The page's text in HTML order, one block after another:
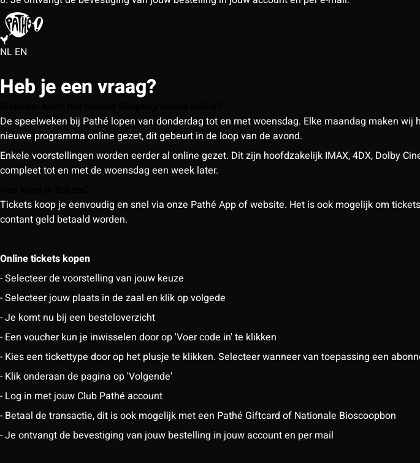
NL EN
Heb je een vraag?
De speelweken bij Pathé lopen van donderdag tot en met woensdag. Elke maandag maken
nieuwe programma online gezet, dit gebeurt in de loop van de avond.
Enkele voorstellingen worden eerder al online gezet. Dit zijn hoofdzakelijk IMAX, 4DX, Dolby
compleet tot en met de woensdag een week later.
Tickets koop je eenvoudig en snel via onze Pathé App of website. Het is ook mogelijk om
contant geld betaald worden.
Online tickets kopen
- Selecteer de voorstelling van jouw keuze
- Selecteer jouw plaats in de zaal en klik op volgede
- Je komt nu bij een besteloverzicht
- Een voucher kun je inwisselen door op 'Voer code in' te klikken
- Kies een tickettype door op het plusje te klikken. Selecteer wanneer van toepassing een
- Klik onderaan de pagina op 'Volgende'
- Log in met jouw Club Pathé account
- Betaal de transactie, dit is ook mogelijk met een Pathé Giftcard of Nationale Bioscoopbon
- Je ontvangt de bevestiging van jouw bestelling in jouw account en per mail